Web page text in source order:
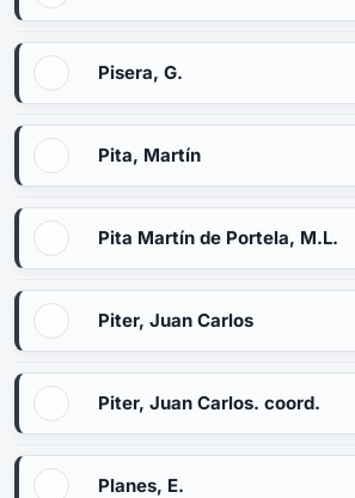
Pisera, G.
Pita, Martín
Pita Martín de Portela, M.L.
Piter, Juan Carlos
Piter, Juan Carlos. coord.
Planes, E.